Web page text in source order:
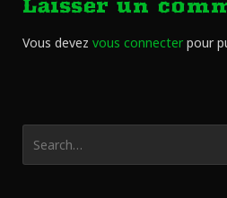
Laisser un
Vous devez vous connecter pour